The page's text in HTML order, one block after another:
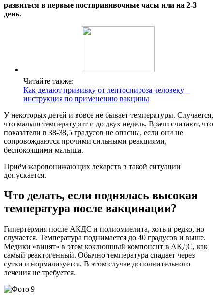
развиться в первые постпрививочные часы или на 2-3
день.
Читайте также:
Как делают прививку от лептоспироза человеку –
инструкция по применению вакцины
У некоторых детей и вовсе не бывает температуры. Случается,
что малыш температурит и до двух недель. Врачи считают, что
показатели в 38-38,5 градусов не опасны, если они не
сопровождаются прочими сильными реакциями,
беспокоящими малыша.
Приём жаропонижающих лекарств в такой ситуации
допускается.
Что делать, если поднялась высокая
температура после вакцинации?
Гипертермия после АКДС и полиомиелита, хоть и редко, но
случается. Температура поднимается до 40 градусов и выше.
Медики «винят» в этом коклюшный компонент в АКДС, как
самый реактогенный. Обычно температура спадает через
сутки и нормализуется. В этом случае дополнительного
лечения не требуется.